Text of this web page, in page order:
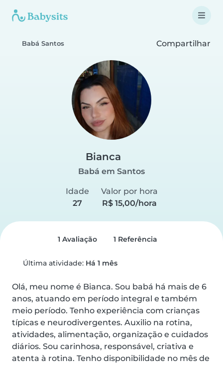
Babá Santos Compartilhar
Bianca
Babá em Santos
Idade
27
Valor por hora
R$ 15,00/hora
1 Avaliação 1 Referência
Última atividade: Há 1 mês
Olá, meu nome é Bianca. Sou babá há mais de 6
anos, atuando em período integral e também
meio período. Tenho experiência com crianças
típicas e neurodivergentes. Auxilio na rotina,
atividades, alimentação, organização e cuidados
diários. Sou carinhosa, responsável, criativa e
atenta à rotina. Tenho disponibilidade no mês de